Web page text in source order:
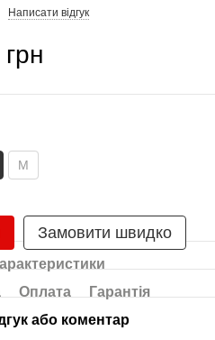
Написати відгук
M
Замовити швидко
Оплата
Гарантія
або коментар